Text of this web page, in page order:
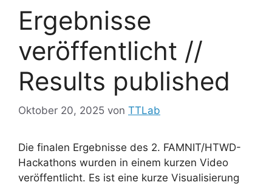
Ergebnisse
veröffentlicht //
Results published
Oktober 20, 2025 von TTLab
Die finalen Ergebnisse des 2. FAMNIT/HTWD-
Hackathons wurden in einem kurzen Video
veröffentlicht. Es ist eine kurze Visualisierung